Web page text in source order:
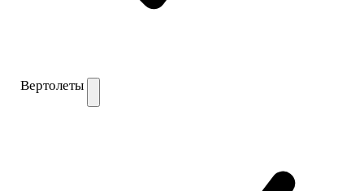
Вертолеты